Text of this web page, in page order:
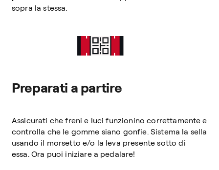
sopra la stessa.
Preparati a partire
Assicurati che freni e luci funzionino correttamente e
controlla che le gomme siano gonfie. Sistema la sella
usando il morsetto e/o la leva presente sotto di
essa. Ora puoi iniziare a pedalare!